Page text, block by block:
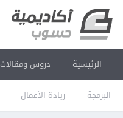
الرئيسية دروس ومقالات
البرمجة ريادة الأعمال